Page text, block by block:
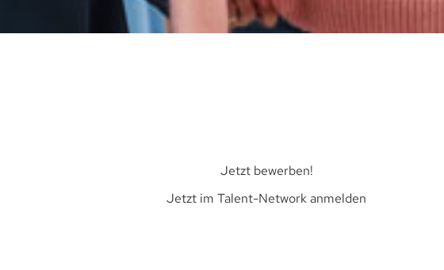
Jetzt bewerben!
Jetzt im Talent-Network anmelden